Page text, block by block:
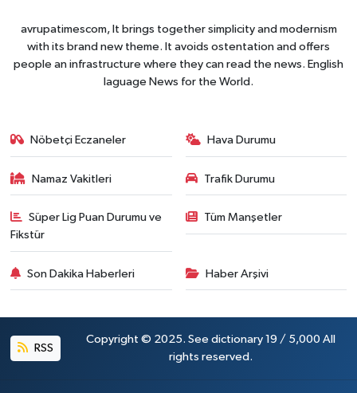
avrupatimescom, It brings together simplicity and modernism
with its brand new theme. It avoids ostentation and offers
people an infrastructure where they can read the news. English
laguage News for the World.
Nöbetçi Eczaneler Hava Durumu
Namaz Vakitleri Trafik Durumu
Süper Lig Puan Durumu ve
Fikstür
Tüm Manşetler
Son Dakika Haberleri Haber Arşivi
RSS
Copyright © 2025. See dictionary 19 / 5,000 All
rights reserved.